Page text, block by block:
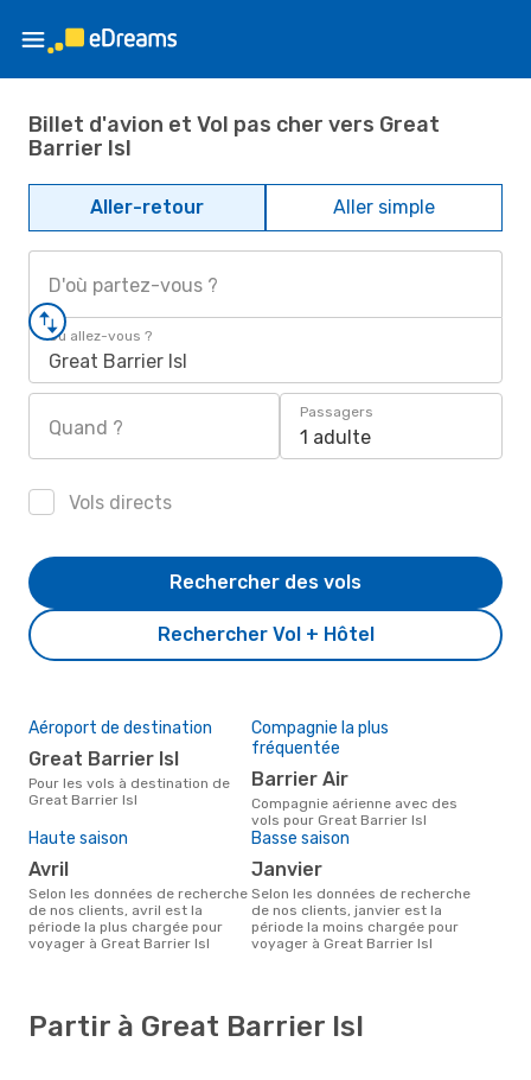
Billet d'avion et Vol pas cher vers Great
Barrier Isl
Aller-retour Aller simple
D'où partez-vous ?
Où allez-vous ?
Great Barrier Isl
Quand ?
Passagers
1 adulte
Vols directs
Rechercher Vol + Hôtel
Rechercher des vols
Aéroport de destination
Great Barrier Isl
Pour les vols à destination de
Great Barrier Isl
Compagnie la plus
fréquentée
Barrier Air
Compagnie aérienne avec des
vols pour Great Barrier Isl
Haute saison
avril
Selon les données de recherche
de nos clients, avril est la
période la plus chargée pour
voyager à Great Barrier Isl
Basse saison
janvier
Selon les données de recherche
de nos clients, janvier est la
période la moins chargée pour
voyager à Great Barrier Isl
Partir à Great Barrier Isl